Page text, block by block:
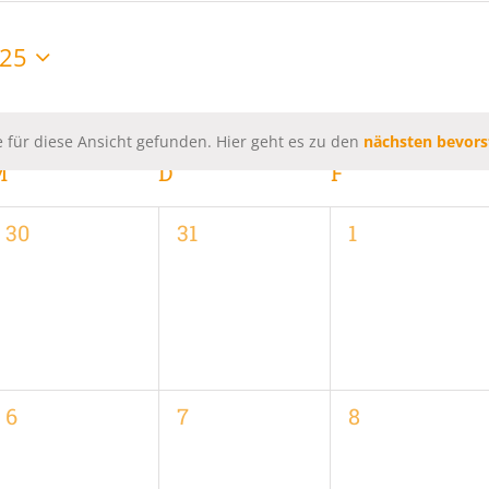
Hinweis
für diese Ansicht gefunden. Hier geht es zu den nächsten
D F
0
30
0
31
0
1
0
6
0
7
0
8